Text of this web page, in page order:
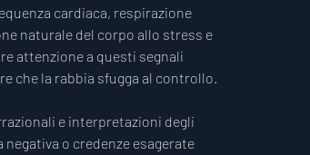
cardiaca, respirazione
naturale del corpo allo stress e
attenzione a questi segnali
che la rabbia sfugga al controllo.
e interpretazioni degli
o credenze esagerate